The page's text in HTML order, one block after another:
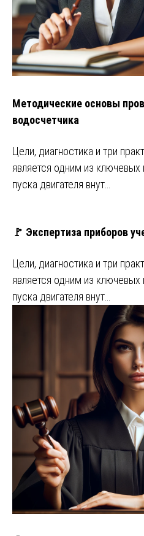
Методические основы
водосчетчика
Цели, диагностика и три
является одним из
пуска двигателя внут…
🚩 Экспертиза приборов
Цели, диагностика и три
является одним из
пуска двигателя внут…